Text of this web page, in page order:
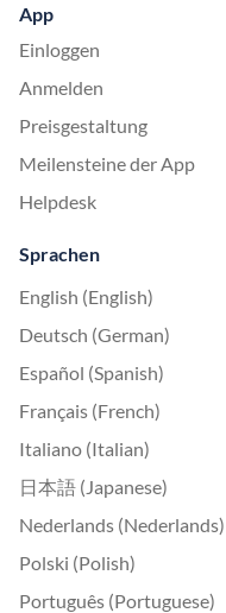
App
Einloggen
Anmelden
Preisgestaltung
Meilensteine der App
Helpdesk
Sprachen
English (English)
Deutsch (German)
Español (Spanish)
Français (French)
Italiano (Italian)
日本語 (Japanese)
Nederlands (Nederlands)
Polski (Polish)
Português (Portuguese)